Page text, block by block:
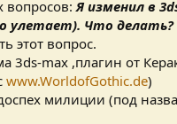
вопросов: Я изменил в
улетает). Что делать?
этот вопрос.
3ds-max ,плагин от
www.WorldofGothic.de)
милиции (под